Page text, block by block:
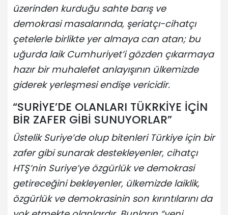
üzerinden kurduğu sahte barış ve
demokrasi masalarında, şeriatçı-cihatçı
çetelerle birlikte yer almaya can atan; bu
uğurda laik Cumhuriyet’i gözden çıkarmaya
hazır bir muhalefet anlayışının ülkemizde
giderek yerleşmesi endişe vericidir.
“SURİYE’DE OLANLARI TÜKRKİYE İÇİN
BİR ZAFER GİBİ SUNUYORLAR”
Üstelik Suriye’de olup bitenleri Türkiye için bir
zafer gibi sunarak destekleyenler, cihatçı
HTŞ’nin Suriye’ye özgürlük ve demokrasi
getireceğini bekleyenler, ülkemizde laiklik,
özgürlük ve demokrasinin son kırıntılarını da